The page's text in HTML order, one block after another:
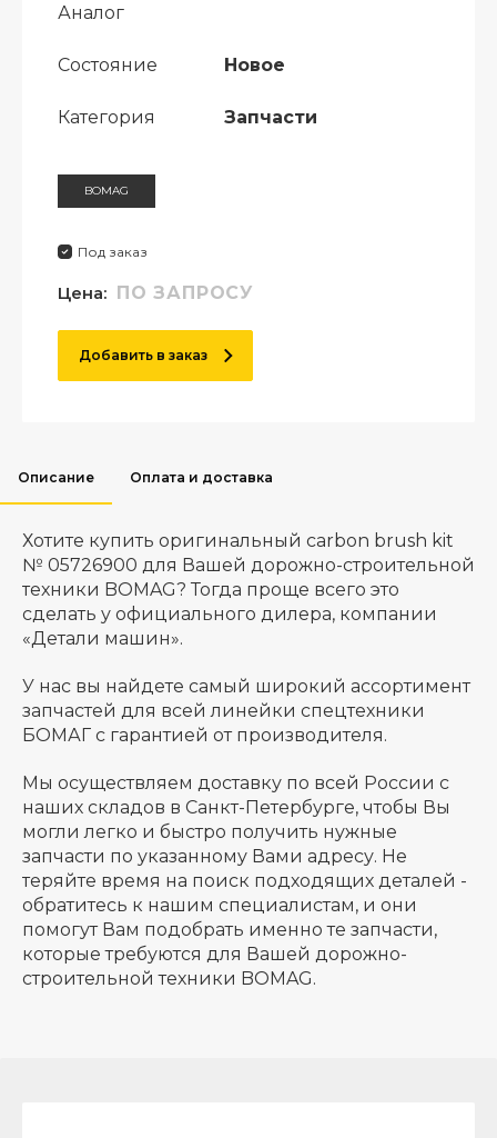
Аналог
Состояние Новое
Категория Запчасти
BOMAG
Под заказ
Цена: ПО ЗАПРОСУ
Добавить в заказ
Описание Оплата и доставка
Хотите купить оригинальный carbon brush kit
№ 05726900 для Вашей дорожно-строительной
техники BOMAG? Тогда проще всего это
сделать у официального дилера, компании
«Детали машин».
У нас вы найдете самый широкий ассортимент
запчастей для всей линейки спецтехники
БОМАГ с гарантией от производителя.
Мы осуществляем доставку по всей России с
наших складов в Санкт-Петербурге, чтобы Вы
могли легко и быстро получить нужные
запчасти по указанному Вами адресу. Не
теряйте время на поиск подходящих деталей -
обратитесь к нашим специалистам, и они
помогут Вам подобрать именно те запчасти,
которые требуются для Вашей дорожно-
строительной техники BOMAG.